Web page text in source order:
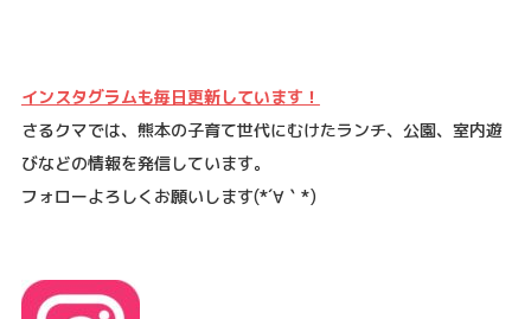
インスタグラムも毎日更新しています！
さるクマでは、熊本の子育て世代にむけたランチ、公園、室内遊
びなどの情報を発信しています。
フォローよろしくお願いします(*´∀｀ *)